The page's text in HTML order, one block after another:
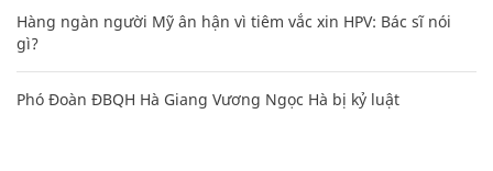
Hàng ngàn người Mỹ ân hận vì tiêm vắc xin HPV: Bác sĩ nói
gì?
Phó Đoàn ĐBQH Hà Giang Vương Ngọc Hà bị kỷ luật